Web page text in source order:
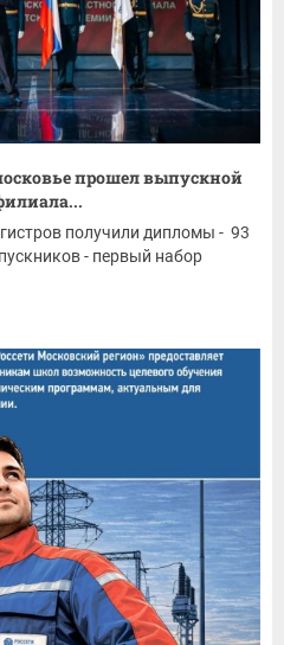
прошел выпускной
получили дипломы - 93
- первый набор